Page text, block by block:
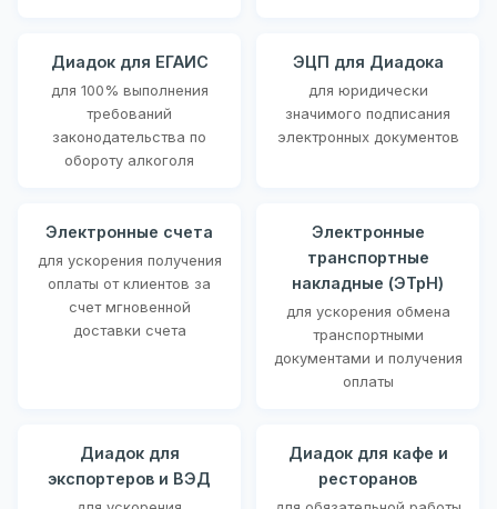
Диадок для ЕГАИС
для 100% выполнения
требований
законодательства по
обороту алкоголя
ЭЦП для Диадока
для юридически
значимого подписания
электронных документов
Электронные счета
для ускорения получения
оплаты от клиентов за
счет мгновенной
доставки счета
Электронные
транспортные
накладные (ЭТрН)
для ускорения обмена
транспортными
документами и получения
оплаты
Диадок для
экспортеров и ВЭД
Диадок для кафе и
ресторанов